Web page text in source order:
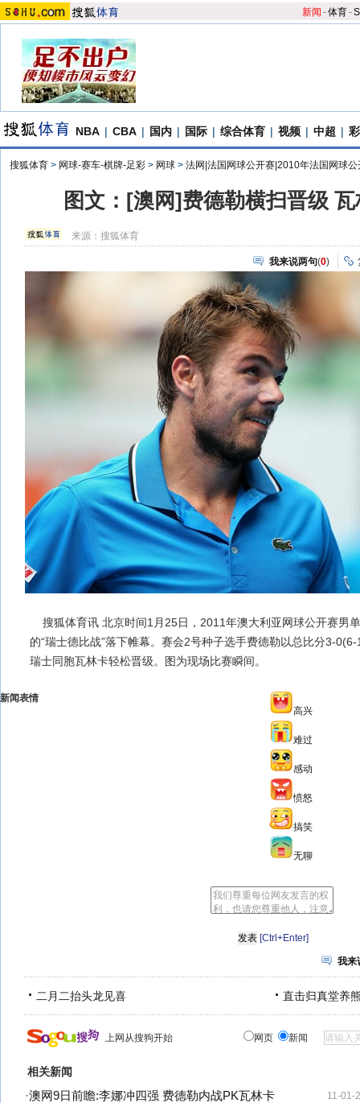
新闻 -体育-S
NBA | CBA | 国内 | 国际 | 综合体育 | 视频 | 中超 |
搜狐体育 > 网球-赛车-棋牌-足彩 > 网球 > 法网|法国网球公开赛|2010年法国网球公
图文：[澳网]费德勒横扫晋级
来源：搜狐体育
我来说两句(0)
搜狐体育讯 北京时间1月25日，2011年澳大利亚网球公开赛男
的“瑞士德比战”落下帷幕。赛会2号种子选手费德勒以总比分3-
瑞士同胞瓦林卡轻松晋级。图为现场比赛瞬间。
新闻表情
高兴
难过
感动
愤怒
搞笑
无聊
[Ctrl+Enter]
我来
二月二抬头龙见喜 直击归真堂养
上网从搜狗开始 网页 新闻
相关新闻
11-01-
·澳网9日前瞻:李娜冲四强 费德勒内战PK瓦林卡